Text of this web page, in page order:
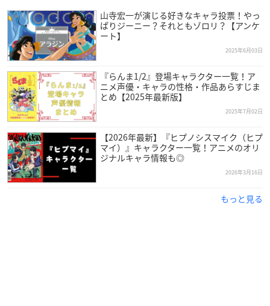
引用：アクロスエンタテインメント
山寺宏一が演じる好きなキャラ投票！やっ
ぱりジーニー？それともゾロリ？【アンケ
ート】
2025年6月03日
『らんま1/2』登場キャラクター一覧！ア
ニメ声優・キャラの性格・作品あらすじま
とめ【2025年最新版】
2025年7月02日
【2026年最新】『ヒプノシスマイク（ヒプ
マイ）』キャラクター一覧！アニメのオリ
ジナルキャラ情報も◎
2026年3月16日
もっと見る